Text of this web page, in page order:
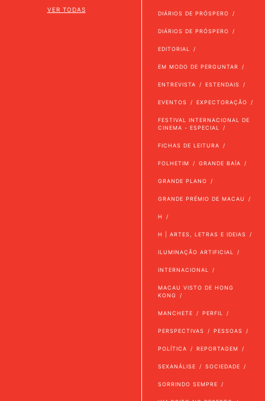
VER TODAS
DIÁRIOS DE PRÓSPERO
DIÁRIOS DE PRÓSPERO
EDITORIAL
EM MODO DE PERGUNTAR
ENTREVISTA ESTENDAIS
EVENTOS EXPECTORAÇÃO
FESTIVAL INTERNACIONAL DE
CINEMA - ESPECIAL
FICHAS DE LEITURA
FOLHETIM GRANDE BAÍA
GRANDE PLANO
GRANDE PRÉMIO DE MACAU
H
H | ARTES, LETRAS E IDEIAS
ILUMINAÇÃO ARTIFICIAL
INTERNACIONAL
MACAU VISTO DE HONG
KONG
MANCHETE PERFIL
PERSPECTIVAS PESSOAS
POLÍTICA REPORTAGEM
SEXANÁLISE SOCIEDADE
SORRINDO SEMPRE